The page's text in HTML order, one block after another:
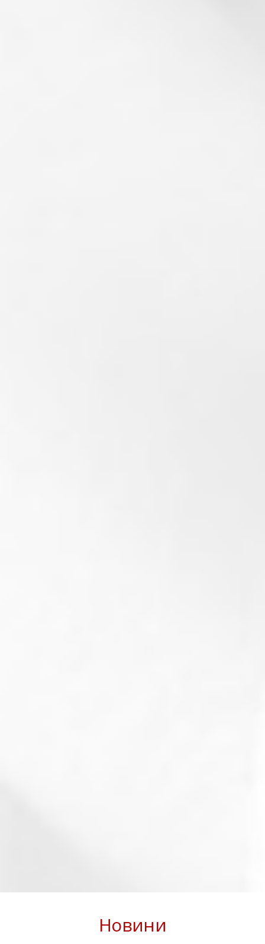
Новини